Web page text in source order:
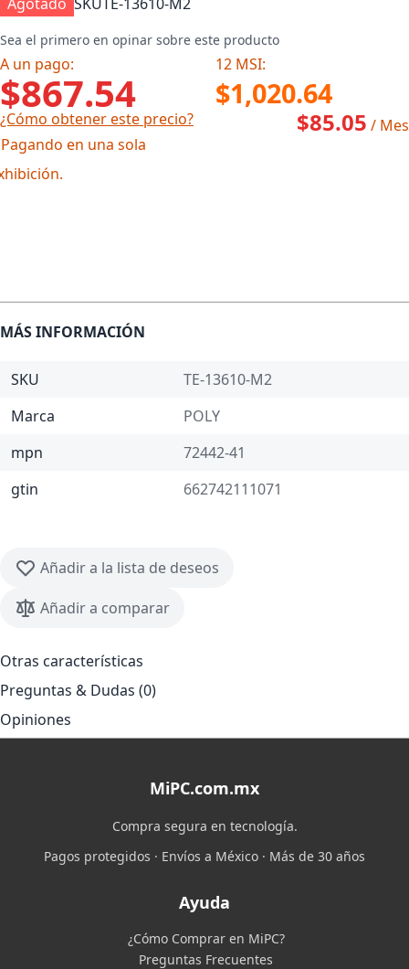
Sea el primero en opinar sobre este producto
A un pago: 12 MSI:
$867.54 $1,020.64
¿Cómo obtener este precio?
en una sola
$85.05 / Mes
MÁS INFORMACIÓN
SKU
TE-13610-M2
Marca
POLY
mpn
72442-41
gtin
662742111071
Añadir a la lista de deseos
Añadir a comparar
Otras características
Preguntas & Dudas (0)
Opiniones
MiPC.com.mx
Compra segura en tecnología.
Pagos protegidos · Envíos a México · Más de 30 años
Ayuda
¿Cómo Comprar en MiPC?
Preguntas Frecuentes